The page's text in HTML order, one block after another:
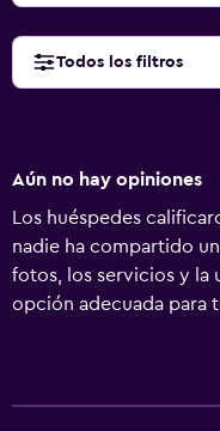
Todos los filtros
Aún no hay opiniones
Los huéspedes
nadie ha compartido
fotos, los servicios y la
opción adecuada para